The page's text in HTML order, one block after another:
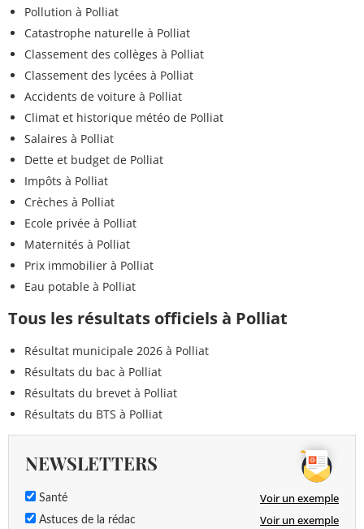
Pollution à Polliat
Catastrophe naturelle à Polliat
Classement des collèges à Polliat
Classement des lycées à Polliat
Accidents de voiture à Polliat
Climat et historique météo de Polliat
Salaires à Polliat
Dette et budget de Polliat
Impôts à Polliat
Crèches à Polliat
Ecole privée à Polliat
Maternités à Polliat
Prix immobilier à Polliat
Eau potable à Polliat
Tous les résultats officiels à Polliat
Résultat municipale 2026 à Polliat
Résultats du bac à Polliat
Résultats du brevet à Polliat
Résultats du BTS à Polliat
NEWSLETTERS
Santé Voir un exemple
Astuces de la rédac Voir un exemple